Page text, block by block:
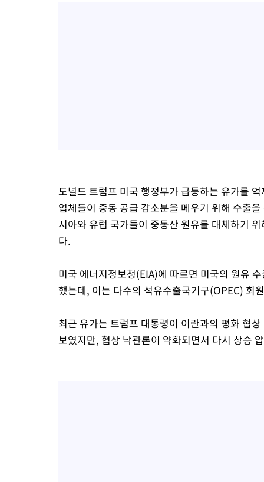
도널드 트럼프 미국 행정부가 급등하는 유가를
업체들이 중동 공급 감소분을 메우기 위해 수출
시아와 유럽 국가들이 중동산 원유를 대체하기
다.
미국 에너지정보청(EIA)에 따르면 미국의 원유
했는데, 이는 다수의 석유수출국기구(OPEC) 회
최근 유가는 트럼프 대통령이 이란과의 평화 협
보였지만, 협상 낙관론이 약화되면서 다시 상승